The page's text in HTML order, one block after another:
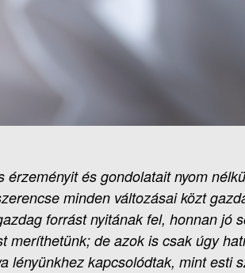
és gondolatait nyom
minden változásai közt
forrást nyitának fel, honnan jó
meríthetünk; de azok is csak úgy
lényünkhez kapcsolódtak, mint esti